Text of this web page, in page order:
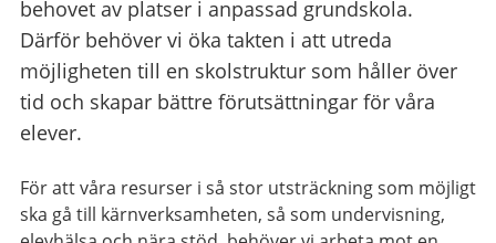
behovet av platser i anpassad grundskola.
Därför behöver vi öka takten i att utreda
möjligheten till en skolstruktur som håller över
tid och skapar bättre förutsättningar för våra
elever.
För att våra resurser i så stor utsträckning som möjligt
ska gå till kärnverksamheten, så som undervisning,